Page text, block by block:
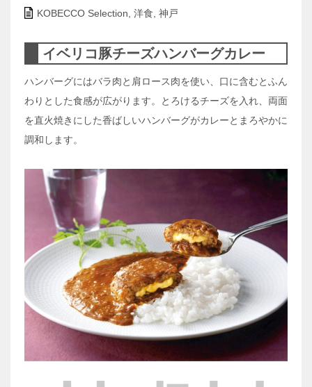
KOBECCO Selection 洋食 神戸
イベリコ豚チーズハンバーグカレー
ハンバーグにはバラ肉と肩ロース肉を使い、口に含むとふん
わりとした食感が広がります。とろけるチーズを入れ、両面
を直火焼きにした香ばしいハンバーグがカレーとまろやかに
調和します。